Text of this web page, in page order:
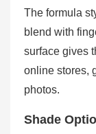
The formula
blend with
surface gives
online stores,
photos.
Shade